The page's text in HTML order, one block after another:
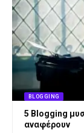
BLOGGING
5 Blogging
αναφέρουν